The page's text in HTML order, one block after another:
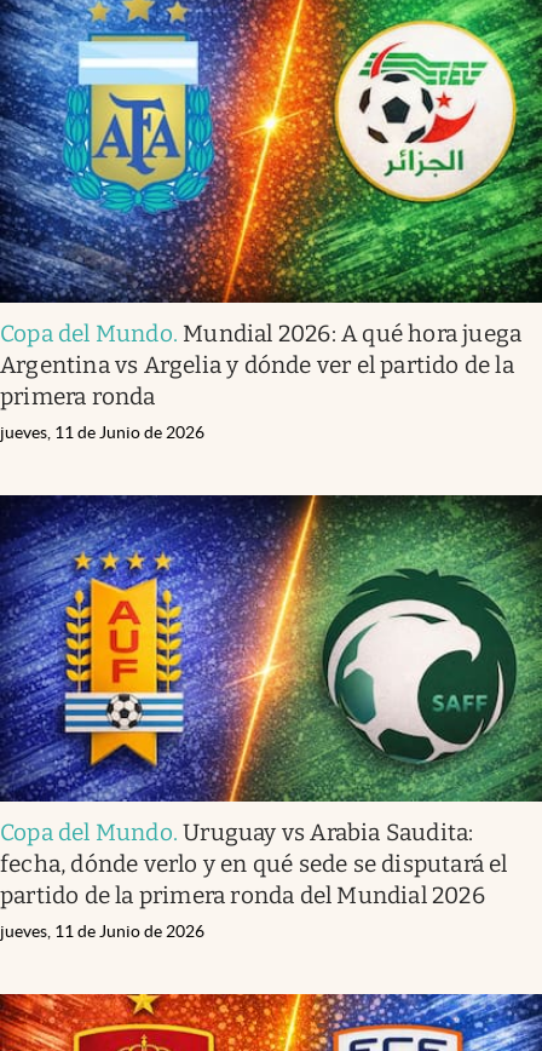
Copa del Mundo. Mundial 2026: A qué hora juega
Argentina vs Argelia y dónde ver el partido de la
primera ronda
jueves, 11 de Junio de 2026
Copa del Mundo.Uruguay vs Arabia Saudita:
fecha, dónde verlo y en qué sede se disputará el
partido de la primera ronda del Mundial 2026
jueves, 11 de Junio de 2026